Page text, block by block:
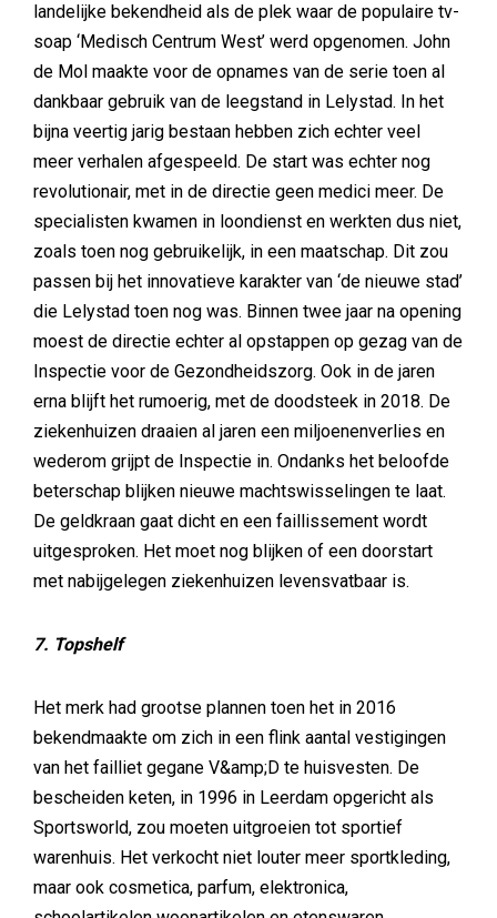
landelijke bekendheid als de plek waar de populaire tv-
soap ‘Medisch Centrum West’ werd opgenomen. John
de Mol maakte voor de opnames van de serie toen al
dankbaar gebruik van de leegstand in Lelystad. In het
bijna veertig jarig bestaan hebben zich echter veel
meer verhalen afgespeeld. De start was echter nog
revolutionair, met in de directie geen medici meer. De
specialisten kwamen in loondienst en werkten dus niet,
zoals toen nog gebruikelijk, in een maatschap. Dit zou
passen bij het innovatieve karakter van ‘de nieuwe stad’
die Lelystad toen nog was. Binnen twee jaar na opening
moest de directie echter al opstappen op gezag van de
Inspectie voor de Gezondheidszorg. Ook in de jaren
erna blijft het rumoerig, met de doodsteek in 2018. De
ziekenhuizen draaien al jaren een miljoenenverlies en
wederom grijpt de Inspectie in. Ondanks het beloofde
beterschap blijken nieuwe machtswisselingen te laat.
De geldkraan gaat dicht en een faillissement wordt
uitgesproken. Het moet nog blijken of een doorstart
met nabijgelegen ziekenhuizen levensvatbaar is.
7. Topshelf
Het merk had grootse plannen toen het in 2016
bekendmaakte om zich in een flink aantal vestigingen
van het failliet gegane V&amp;D te huisvesten. De
bescheiden keten, in 1996 in Leerdam opgericht als
Sportsworld, zou moeten uitgroeien tot sportief
warenhuis. Het verkocht niet louter meer sportkleding,
maar ook cosmetica, parfum, elektronica,